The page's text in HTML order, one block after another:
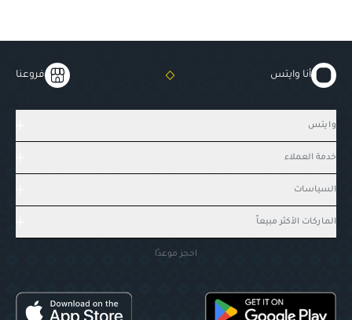
أنا وايتس فروعنا
وايتس
خدمة العملاء
السياسات
الماركات الأكثر مبيعاً
احجز موعدًا